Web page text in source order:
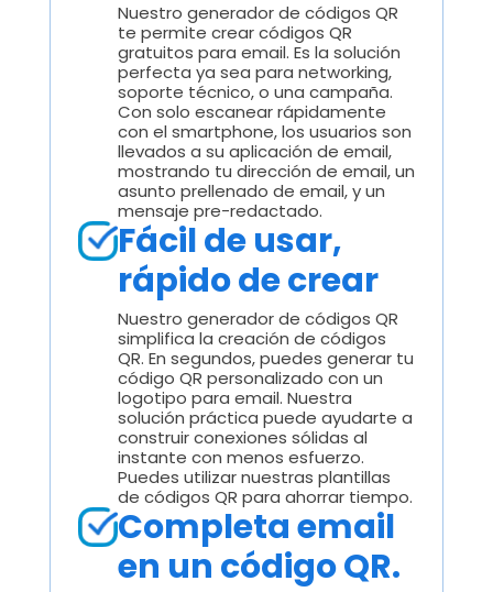
Nuestro generador de códigos QR
te permite crear códigos QR
gratuitos para email. Es la solución
perfecta ya sea para networking,
soporte técnico, o una campaña.
Con solo escanear rápidamente
con el smartphone, los usuarios son
llevados a su aplicación de email,
mostrando tu dirección de email, un
asunto prellenado de email, y un
mensaje pre-redactado.
Fácil de usar,
rápido de crear
Nuestro generador de códigos QR
simplifica la creación de códigos
QR. En segundos, puedes generar tu
código QR personalizado con un
logotipo para email. Nuestra
solución práctica puede ayudarte a
construir conexiones sólidas al
instante con menos esfuerzo.
Puedes utilizar nuestras plantillas
de códigos QR para ahorrar tiempo.
Completa email
en un código QR.